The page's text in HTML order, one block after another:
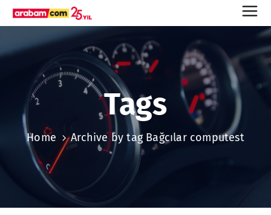
Tags
Home Archive by tag Bağcılar computest